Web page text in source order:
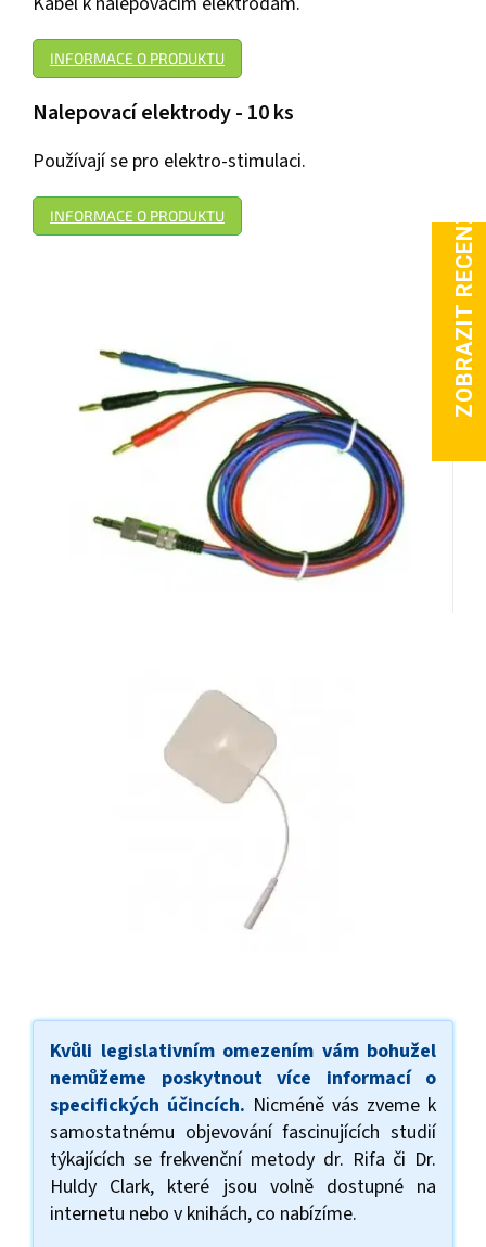
INFORMACE O PRODUKTU
Nalepovací elektrody - 10 ks
Používají se pro elektro-stimulaci.
INFORMACE O PRODUKTU
Kvůli legislativním omezením vám bohužel
nemůžeme poskytnout více informací o
specifických účincích. Nicméně vás zveme k
samostatnému objevování fascinujících studií
týkajících se frekvenční metody dr. Rifa či Dr.
Huldy Clark, které jsou volně dostupné na
internetu nebo v knihách, co nabízíme.